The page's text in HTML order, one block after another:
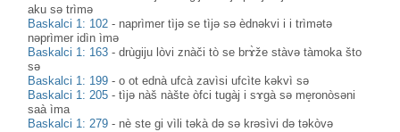
aku sə trìmə
Baskalci 1: 102 - naprìmer tìjə se tìjə sə èdnəkvi i i trìmәtә
nәprìmer idìn ìmә
Baskalci 1: 163 -drùgiju lòvi znàči tò se brɤ̀že stàvә tàmoka što
sə
Baskalci 1: 199 -o ot ednà ufcà zavìsi ufcìte kәkvì sә
Baskalci 1: 205 -tìjә nàš nàšte òfci tugàj i sɤgà sә me̝ronòsəni
saà ìma
Baskalci 1: 279 - nè ste gi vìli tәkà dә sә krәsìvi də təkòvә